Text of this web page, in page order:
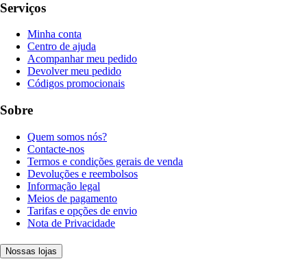
Serviços
Minha conta
Centro de ajuda
Acompanhar meu pedido
Devolver meu pedido
Códigos promocionais
Sobre
Quem somos nós?
Contacte-nos
Termos e condições gerais de venda
Devoluções e reembolsos
Informação legal
Meios de pagamento
Tarifas e opções de envio
Nota de Privacidade
Nossas lojas